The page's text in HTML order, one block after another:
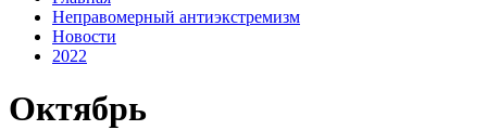
Неправомерный антиэкстремизм
Новости
2022
Октябрь